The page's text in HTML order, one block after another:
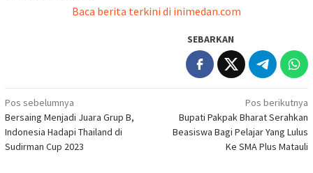
Baca berita terkini di inimedan.com
SEBARKAN
Navigasi
pos
Pos sebelumnya
Bersaing Menjadi Juara Grup B,
Indonesia Hadapi Thailand di
Sudirman Cup 2023
Pos berikutnya
Bupati Pakpak Bharat Serahkan
Beasiswa Bagi Pelajar Yang Lulus
Ke SMA Plus Matauli